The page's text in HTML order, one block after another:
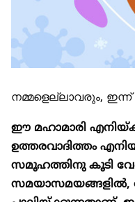
നമ്മളെല്ലാവരും,
ഈ മഹാമാരി
ഉത്തരവാദിത്തം
സമൂഹത്തിനു കൂടി
സമയാസമയങ്ങളിൽ,